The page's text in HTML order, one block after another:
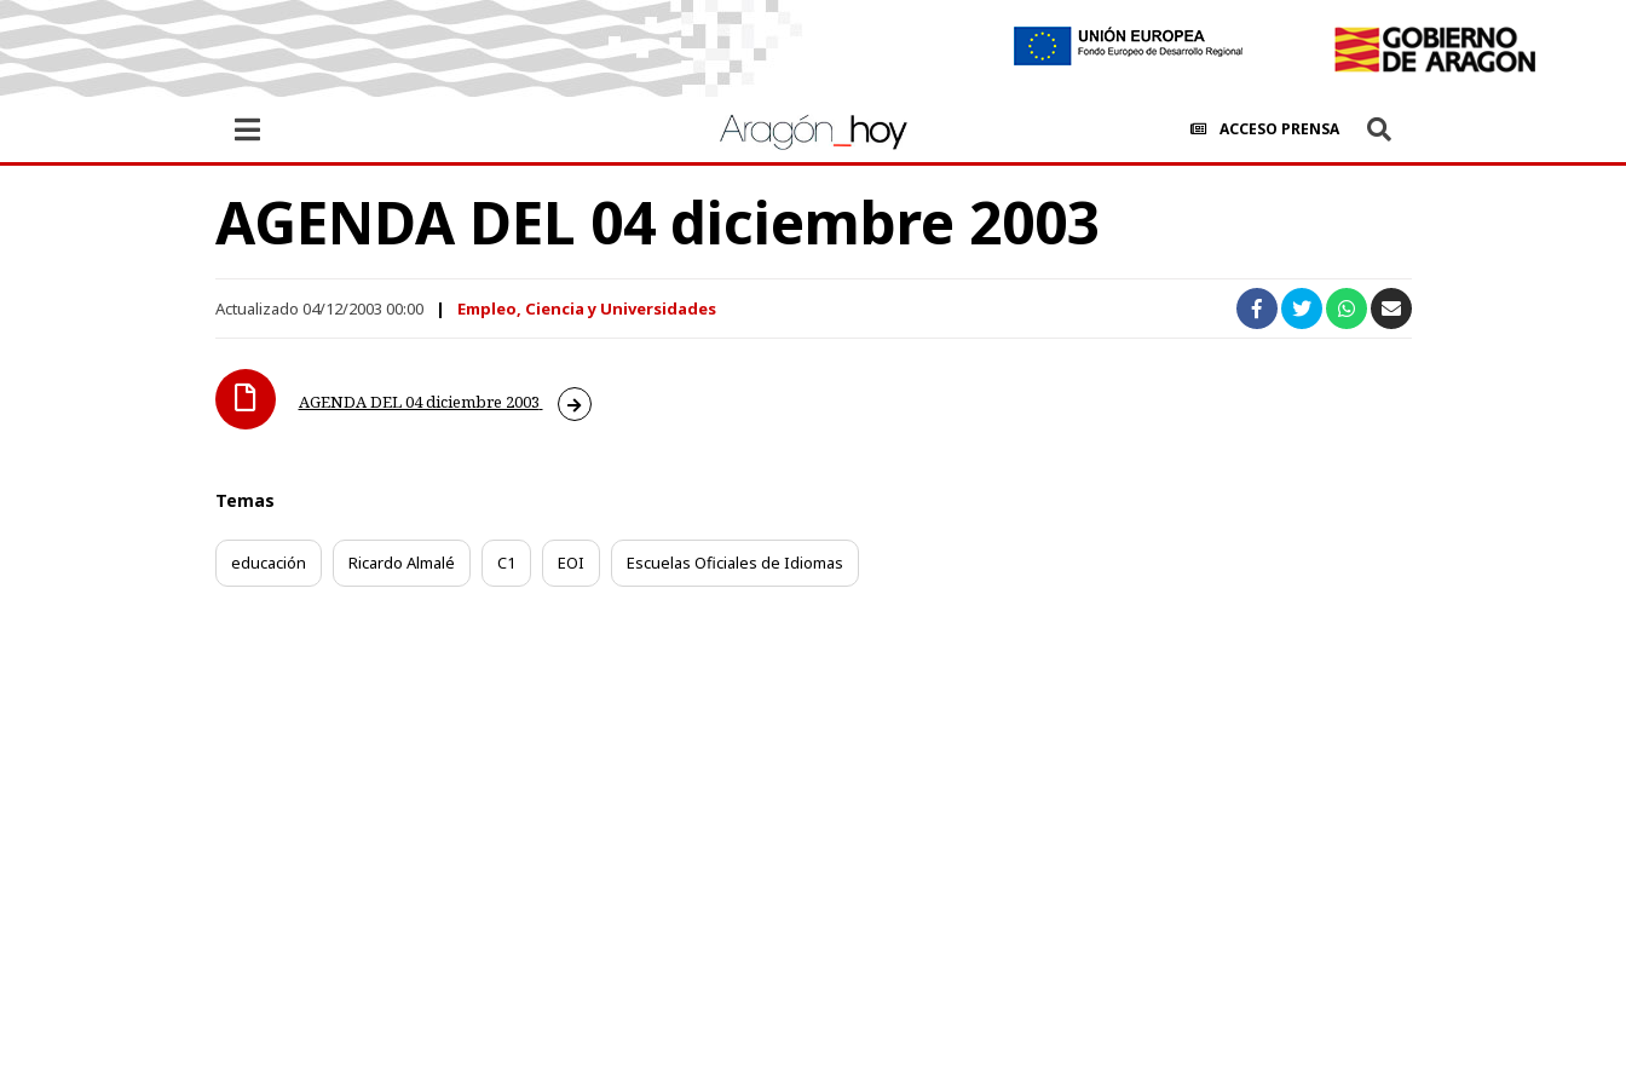
ACCESO PRENSA
AGENDA DEL 04 diciembre 2003
Actualizado 04/12/2003 00:00 Empleo, Ciencia y Universidades
AGENDA DEL 04 diciembre 2003
Temas
educación Ricardo Almalé C1 EOI Escuelas Oficiales de Idiomas